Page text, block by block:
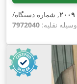
۲۰۰۹, شماره دستگاه/
وسیله نقلیه: 7972040